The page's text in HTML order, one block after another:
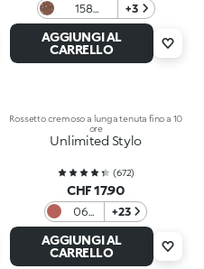
158
Irresistible
Seduction
+3
AGGIUNGI AL
CARRELLO
Rossetto cremoso a lunga tenuta fino a 10
ore
Unlimited Stylo
(672)
CHF 17.90
06
Warm
Rose
+23
AGGIUNGI AL
CARRELLO